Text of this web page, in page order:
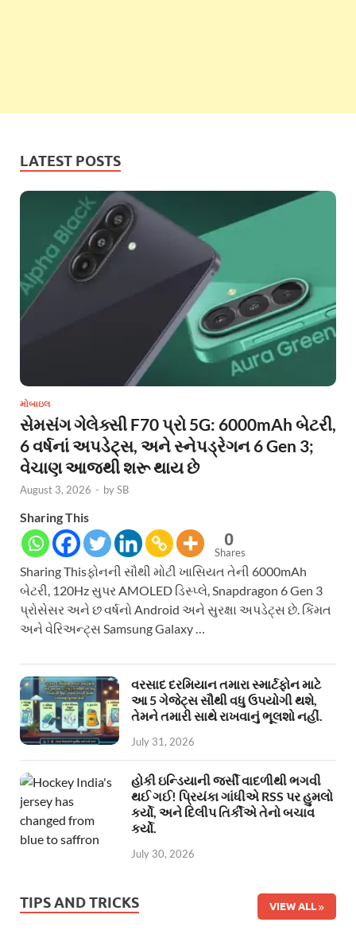
LATEST POSTS
મોબાઇલ
સેમસંગ ગેલેક્સી F70 પ્રો 5G: 6000mAh બેટરી,
6 વર્ષનાં અપડેટ્સ, અને સ્નેપડ્રેગન 6 Gen 3;
વેચાણ આજથી શરૂ થાય છે
August 3, 2026 - bySB
Sharing This
0
Shares
Sharing Thisફોનની સૌથી મોટી ખાસિયત તેની 6000mAh
બેટરી, 120Hz સુપર AMOLED ડિસ્પ્લે, Snapdragon 6 Gen 3
પ્રોસેસર અને છ વર્ષનો Android અને સુરક્ષા અપડેટ્સ છે. કિંમત
અને વેરિઅન્ટ્સ Samsung Galaxy …
વરસાદ દરમિયાન તમારા સ્માર્ટફોન માટે
આ 5 ગેજેટ્સ સૌથી વધુ ઉપયોગી થશે,
તેમને તમારી સાથે રાખવાનું ભૂલશો નહીં.
July 31, 2026
હોકી ઇન્ડિયાની જર્સી વાદળીથી ભગવી
થઈ ગઈ! પ્રિયંકા ગાંધીએ RSS પર હુમલો
કર્યો, અને દિલીપ તિર્કીએ તેનો બચાવ
કર્યો.
July 30, 2026
TIPS AND TRICKS VIEW ALL